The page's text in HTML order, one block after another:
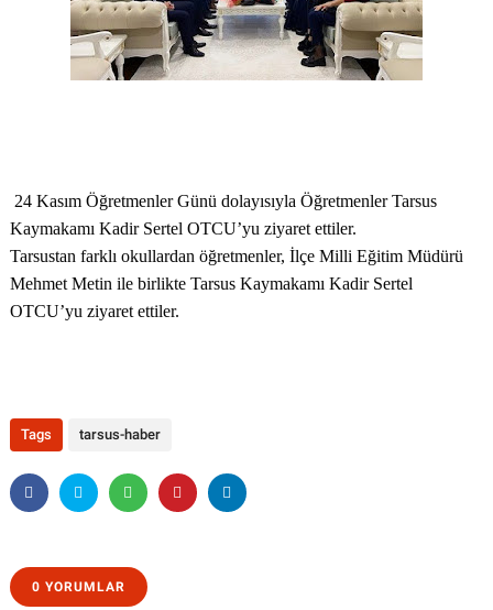
24 Kasım Öğretmenler Günü dolayısıyla Öğretmenler Tarsus
Kaymakamı Kadir Sertel OTCU’yu ziyaret ettiler.
Tarsustan farklı okullardan öğretmenler, İlçe Milli Eğitim Müdürü
Mehmet Metin ile birlikte Tarsus Kaymakamı Kadir Sertel
OTCU’yu ziyaret ettiler.
Tags tarsus-haber
0 YORUMLAR